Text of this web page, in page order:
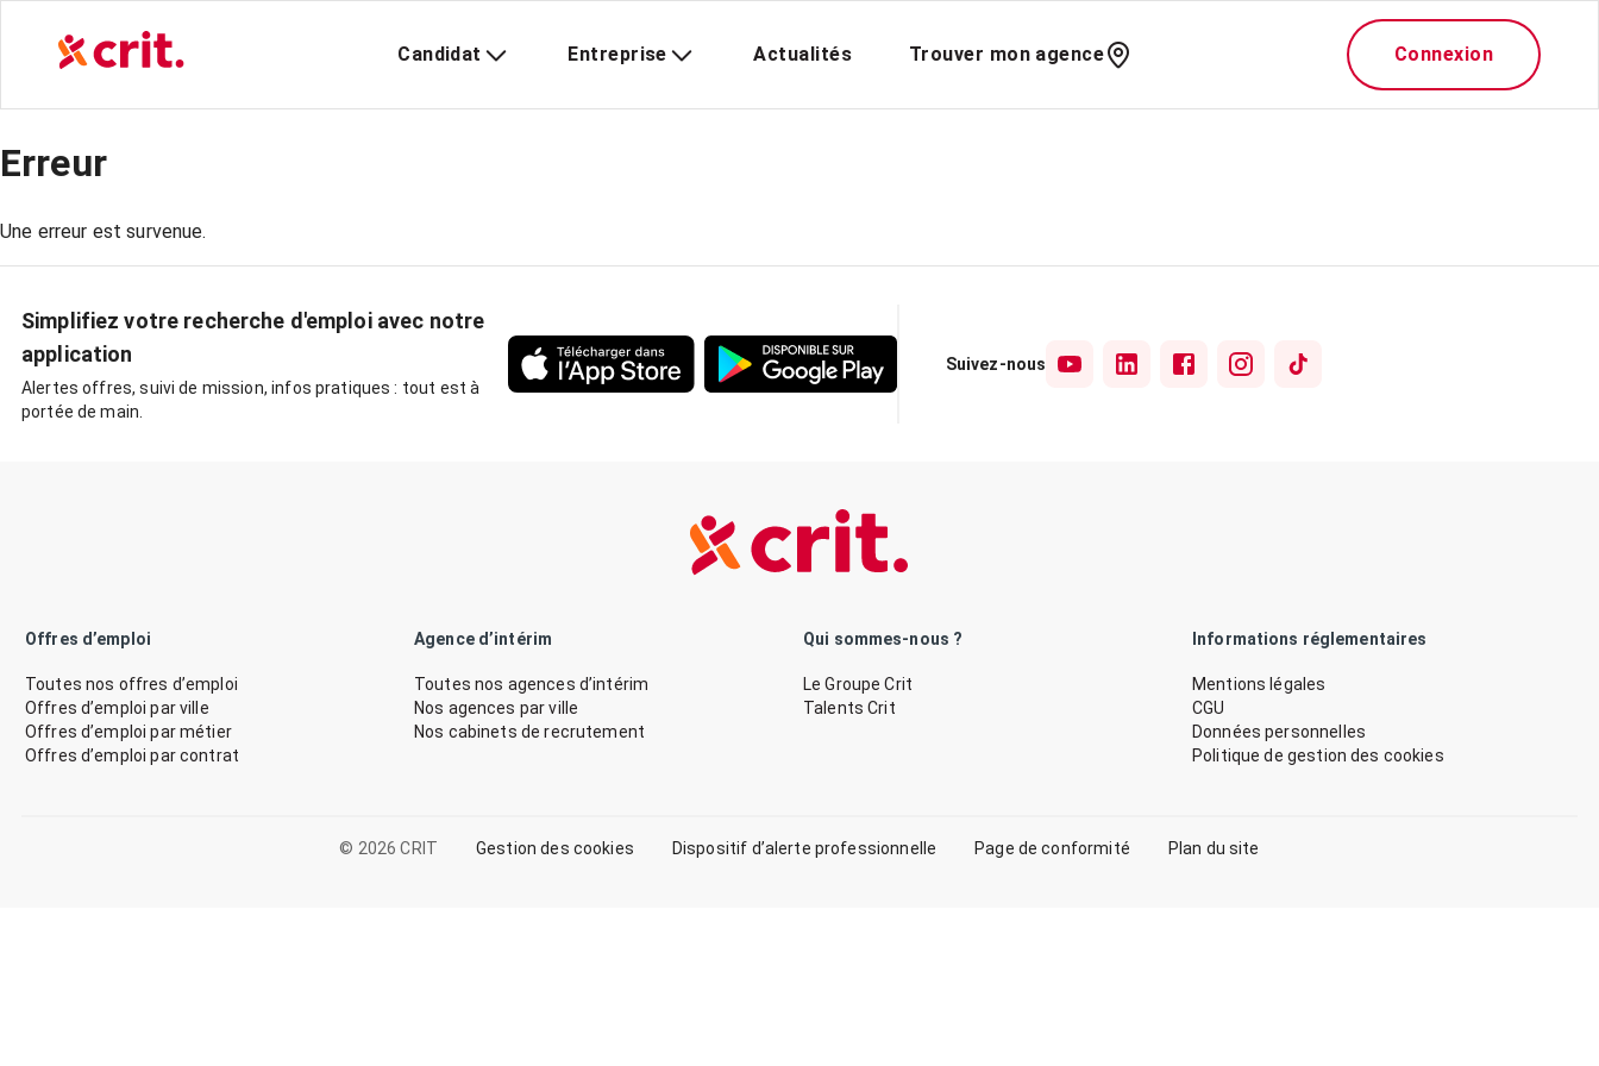
Candidat Entreprise Actualités Trouver mon agence Connexion
Erreur
Une erreur est survenue.
Simplifiez votre recherche d'emploi avec notre
application
Alertes offres, suivi de mission, infos pratiques : tout est à
portée de main.
Suivez-nous
Offres d’emploi
Toutes nos offres d’emploi
Offres d’emploi par ville
Offres d’emploi par métier
Offres d’emploi par contrat
Agence d’intérim
Toutes nos agences d’intérim
Nos agences par ville
Nos cabinets de recrutement
Qui sommes-nous ?
Le Groupe Crit
Talents Crit
Informations réglementaires
Mentions légales
CGU
Données personnelles
Politique de gestion des cookies
© 2026 CRIT Gestion des cookies Dispositif d’alerte professionnelle Page de conformité Plan du site